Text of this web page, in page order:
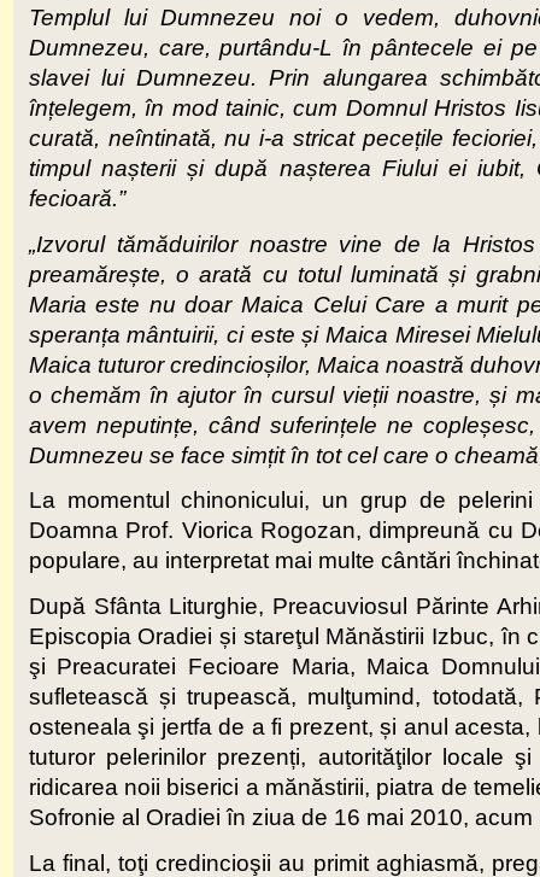
Templul lui Dumnezeu noi o vedem,
Dumnezeu, care, purtându-L în pântecele ei
slavei lui Dumnezeu. Prin alungarea
înțelegem, în mod tainic, cum Domnul Hristos
curată, neîntinată, nu i-a stricat pecețile
timpul nașterii și după nașterea Fiului ei
fecioară.”
„Izvorul tămăduirilor noastre vine de la
preamărește, o arată cu totul luminată și
Maria este nu doar Maica Celui Care a murit
speranța mântuirii, ci este și Maica Miresei
Maica tuturor credincioșilor, Maica noastră
o chemăm în ajutor în cursul vieții noastre, și
avem neputințe, când suferințele ne
Dumnezeu se face simțit în tot cel care o
La momentul chinonicului, un grup de
Doamna Prof. Viorica Rogozan, dimpreună cu
populare, au interpretat mai multe cântări
După Sfânta Liturghie, Preacuviosul Părinte
Episcopia Oradiei și stareţul Mănăstirii Izbuc, în
şi Preacuratei Fecioare Maria, Maica
sufletească și trupească, mulţumind,
osteneala şi jertfa de a fi prezent, și anul
tuturor pelerinilor prezenți, autorităţilor locale
ridicarea noii biserici a mănăstirii, piatra de
Sofronie al Oradiei în ziua de 16 mai 2010,
La final, toţi credincioşii au primit aghiasmă,